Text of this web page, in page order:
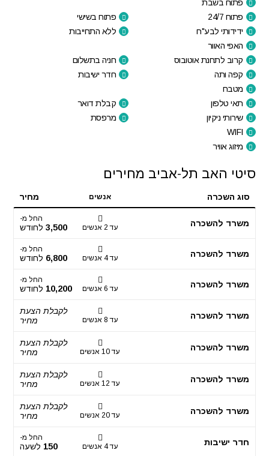
פתוח בשבת
פתוח 24/7
פתוח בשישי
ידידותי לבע"ח
ללא התחייבות
האפי האוור
קרוב לתחנת אוטובוס
חניה בתשלום
קפה ותה
חדר ישיבות
מטבח
תאי טלפון
קבלת דואר
שירותי ניקיון
מרפסת
WIFI
מיזוג אוויר
סיטי האב תל-אביב מחירים
סוג השכרה אנשים מחיר
משרד להשכרה עד 2 אנשים
החל מ-
3,500 לחודש
משרד להשכרה עד 4 אנשים
החל מ-
6,800 לחודש
משרד להשכרה עד 6 אנשים
החל מ-
10,200 לחודש
משרד להשכרה עד 8 אנשים
לקבלת הצעת
מחיר
משרד להשכרה עד 10 אנשים
לקבלת הצעת
מחיר
משרד להשכרה עד 12 אנשים
לקבלת הצעת
מחיר
משרד להשכרה עד 20 אנשים
לקבלת הצעת
מחיר
חדר ישיבות עד 4 אנשים
החל מ-
150 לשעה